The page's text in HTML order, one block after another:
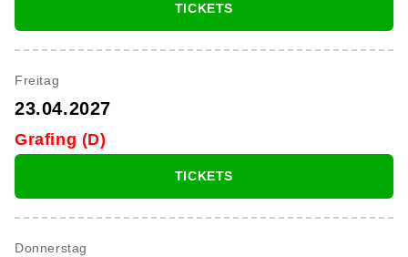
TICKETS
Freitag
23.04.2027
Grafing (D)
TICKETS
Donnerstag